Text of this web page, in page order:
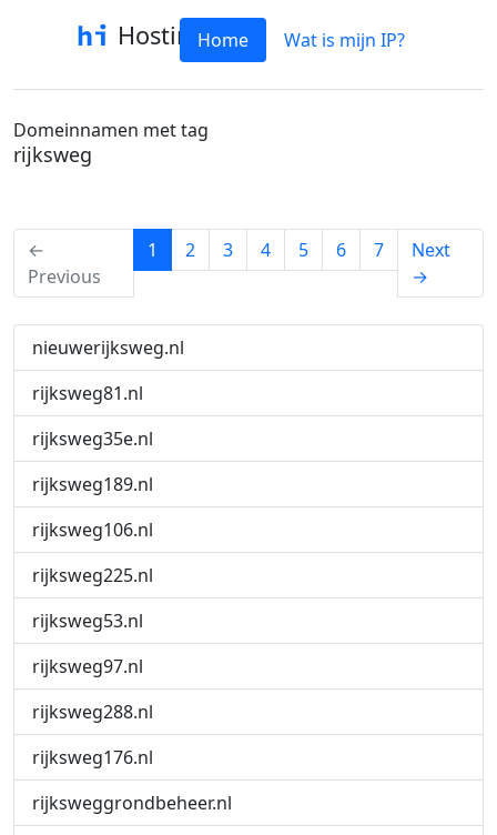
HostinfoHome Wat is mijn IP?
Domeinnamen met tag
rijksweg
←
Previous
1 (current)
2 3 4 5 6 7
Next
→
nieuwerijksweg.nl
rijksweg81.nl
rijksweg35e.nl
rijksweg189.nl
rijksweg106.nl
rijksweg225.nl
rijksweg53.nl
rijksweg97.nl
rijksweg288.nl
rijksweg176.nl
rijksweggrondbeheer.nl